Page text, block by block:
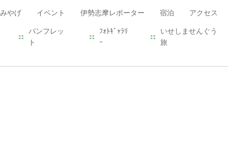
やげ イベント 伊勢志摩レポーター 宿泊 アクセス
パンフレッ
ト
ﾌｫﾄｷﾞｬﾗﾘ
ｰ
いせしませんぐう
旅